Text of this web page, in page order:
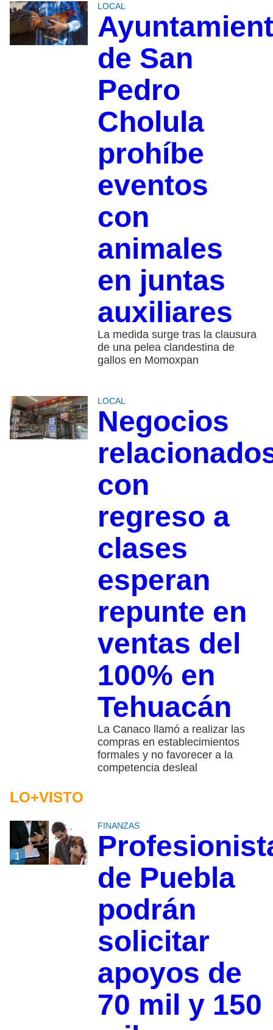
LOCAL
de San
Pedro
Cholula
prohíbe
eventos
con
animales
en juntas
auxiliares
La medida surge tras la clausura
de una pelea clandestina de
gallos en Momoxpan
LOCAL
Negocios
con
regreso a
clases
esperan
repunte en
ventas del
100% en
Tehuacán
La Canaco llamó a realizar las
compras en establecimientos
formales y no favorecer a la
competencia desleal
LO+VISTO
1
FINANZAS
de Puebla
podrán
solicitar
apoyos de
70 mil y 150